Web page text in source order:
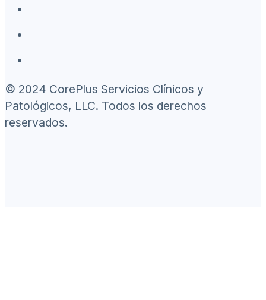
© 2024 CorePlus Servicios Clínicos y
Patológicos, LLC. Todos los derechos
reservados.